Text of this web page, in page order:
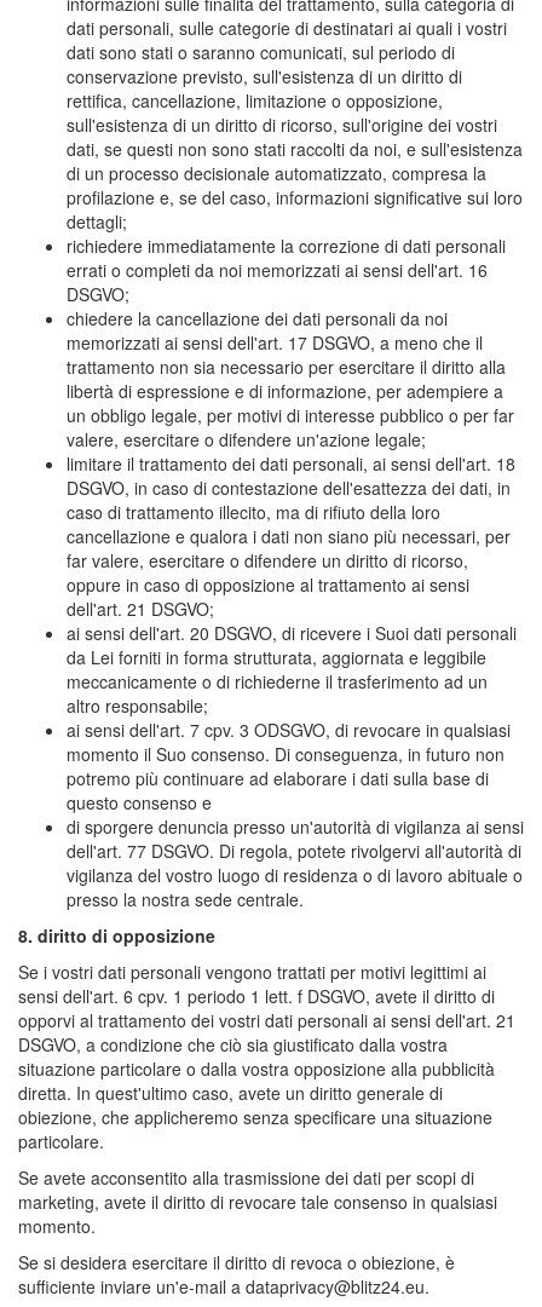
dati personali, sulle categorie di destinatari ai quali i vostri
dati sono stati o saranno comunicati, sul periodo di
conservazione previsto, sull'esistenza di un diritto di
rettifica, cancellazione, limitazione o opposizione,
sull'esistenza di un diritto di ricorso, sull'origine dei vostri
dati, se questi non sono stati raccolti da noi, e sull'esistenza
di un processo decisionale automatizzato, compresa la
profilazione e, se del caso, informazioni significative sui loro
dettagli;
richiedere immediatamente la correzione di dati personali
errati o completi da noi memorizzati ai sensi dell'art. 16
DSGVO;
chiedere la cancellazione dei dati personali da noi
memorizzati ai sensi dell'art. 17 DSGVO, a meno che il
trattamento non sia necessario per esercitare il diritto alla
libertà di espressione e di informazione, per adempiere a
un obbligo legale, per motivi di interesse pubblico o per far
valere, esercitare o difendere un'azione legale;
limitare il trattamento dei dati personali, ai sensi dell'art. 18
DSGVO, in caso di contestazione dell'esattezza dei dati, in
caso di trattamento illecito, ma di rifiuto della loro
cancellazione e qualora i dati non siano più necessari, per
far valere, esercitare o difendere un diritto di ricorso,
oppure in caso di opposizione al trattamento ai sensi
dell'art. 21 DSGVO;
ai sensi dell'art. 20 DSGVO, di ricevere i Suoi dati personali
da Lei forniti in forma strutturata, aggiornata e leggibile
meccanicamente o di richiederne il trasferimento ad un
altro responsabile;
ai sensi dell'art. 7 cpv. 3 ODSGVO, di revocare in qualsiasi
momento il Suo consenso. Di conseguenza, in futuro non
potremo più continuare ad elaborare i dati sulla base di
questo consenso e
di sporgere denuncia presso un'autorità di vigilanza ai sensi
dell'art. 77 DSGVO. Di regola, potete rivolgervi all'autorità di
vigilanza del vostro luogo di residenza o di lavoro abituale o
presso la nostra sede centrale.
8. diritto di opposizione
Se i vostri dati personali vengono trattati per motivi legittimi ai
sensi dell'art. 6 cpv. 1 periodo 1 lett. f DSGVO, avete il diritto di
opporvi al trattamento dei vostri dati personali ai sensi dell'art. 21
DSGVO, a condizione che ciò sia giustificato dalla vostra
situazione particolare o dalla vostra opposizione alla pubblicità
diretta. In quest'ultimo caso, avete un diritto generale di
obiezione, che applicheremo senza specificare una situazione
particolare.
Se avete acconsentito alla trasmissione dei dati per scopi di
marketing, avete il diritto di revocare tale consenso in qualsiasi
momento.
Se si desidera esercitare il diritto di revoca o obiezione, è
sufficiente inviare un'e-mail a dataprivacy@blitz24.eu.